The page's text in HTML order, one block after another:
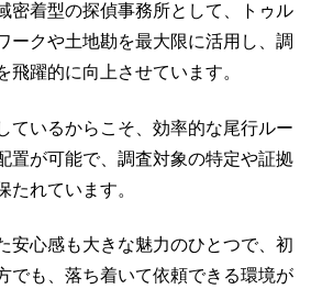
密着型の探偵事務所として、トゥル
ークや土地勘を最大限に活用し、調
飛躍的に向上させています。
ているからこそ、効率的な尾行ルー
置が可能で、調査対象の特定や証拠
たれています。
安心感も大きな魅力のひとつで、初
でも、落ち着いて依頼できる環境が